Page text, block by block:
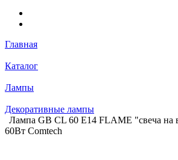
Главная
Каталог
Лампы
Декоративные лампы
Лампа GB CL 60 E14 FLAME "свеча на
60Вт Comtech